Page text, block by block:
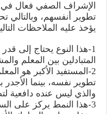
الإشراف الصفي فعال
تطوير أنفسهم، وبالتالي
يؤخذ عليه الملاحظات
1-هذا النوع يحتاج إلى
المتبادلين بين المعلم
2-المستفيد الأكبر هو
تطوير نفسه، بينما
والذي ليس عنده دافعية
3-هذا النمط يركز على